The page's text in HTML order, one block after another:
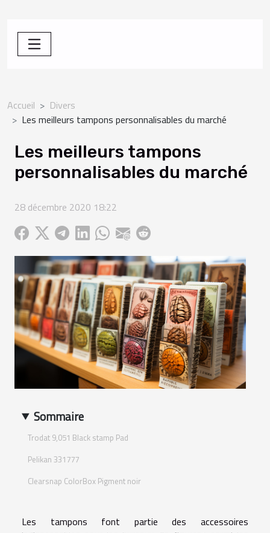
Accueil
Divers
Les meilleurs tampons personnalisables du marché
Les meilleurs tampons
personnalisables du marché
28 décembre 2020 18:22
Sommaire
Trodat 9,051 Black stamp Pad
Pelikan 331777
Clearsnap ColorBox Pigment noir
Les tampons font partie des accessoires